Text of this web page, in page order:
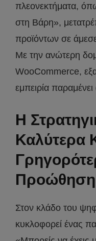
πλεονεκτήματα,
στη Βάρη»,
προϊόντων σε
Με την ανώτερη
WooCommerce,
εμπειρία
Η
Καλύτερα
Προώθηση
Στον κλάδο του
κυκλοφορεί ένας